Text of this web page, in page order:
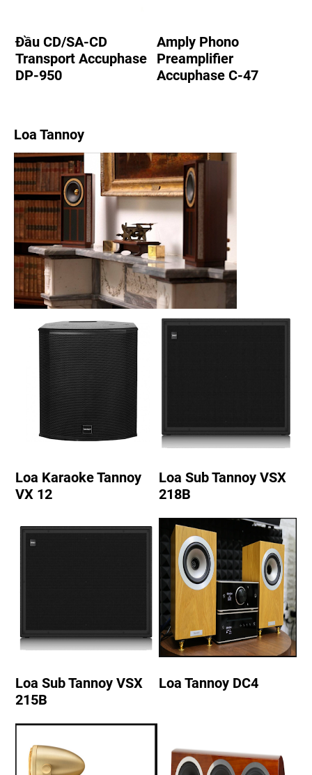
Đầu CD/SA-CD
Transport Accuphase
DP-950
Amply Phono
Preamplifier
Accuphase C-47
Loa Tannoy
Loa Karaoke Tannoy
VX 12
Loa Sub Tannoy VSX
218B
Loa Sub Tannoy VSX
215B
Loa Tannoy DC4